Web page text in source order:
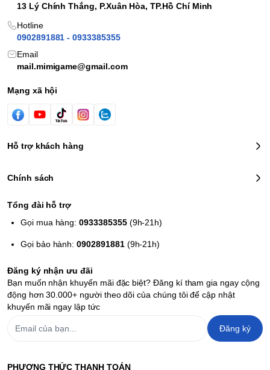
13 Lý Chính Thắng, P.Xuân Hòa, TP.Hồ Chí Minh
Hotline
0902891881 - 0933385355
Email
mail.mimigame@gmail.com
Mạng xã hội
Hỗ trợ khách hàng
Chính sách
Tổng đài hỗ trợ
Gọi mua hàng:0933385355(9h-21h)
Gọi bảo hành:0902891881(9h-21h)
Đăng ký nhận ưu đãi
Bạn muốn nhận khuyến mãi đặc biệt? Đăng kí tham gia ngay cộng
động hơn 30.000+ người theo dõi của chúng tôi để cập nhật
khuyến mãi ngay lập tức
Đăng ký
PHƯƠNG THỨC THANH TOÁN